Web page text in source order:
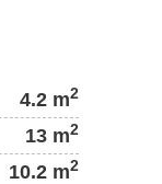
4.2 m2
13 m2
10.2 m2